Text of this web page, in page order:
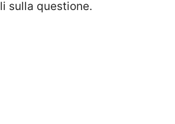
sulla questione.